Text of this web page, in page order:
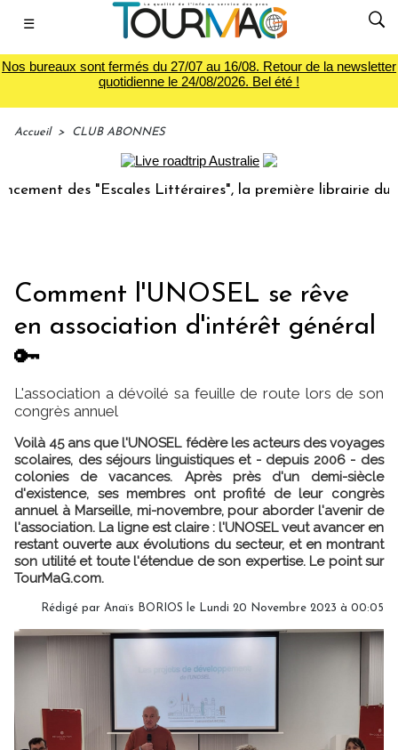
☰
Nos bureaux sont fermés du 27/07 au 16/08. Retour de la newsletter
quotidienne le 24/08/2026. Bel été !
Accueil > CLUB ABONNES
"Escales Littéraires", la première librairie du voyage
Comment l'UNOSEL se rêve
en association d'intérêt général
🔑
L'association a dévoilé sa feuille de route lors de son
congrès annuel
Voilà 45 ans que l'UNOSEL fédère les acteurs des voyages
scolaires, des séjours linguistiques et - depuis 2006 - des
colonies de vacances. Après près d'un demi-siècle
d'existence, ses membres ont profité de leur congrès
annuel à Marseille, mi-novembre, pour aborder l'avenir de
l'association. La ligne est claire : l'UNOSEL veut avancer en
restant ouverte aux évolutions du secteur, et en montrant
son utilité et toute l'étendue de son expertise. Le point sur
TourMaG.com.
Rédigé par Anaïs BORIOS le Lundi 20 Novembre 2023 à 00:05